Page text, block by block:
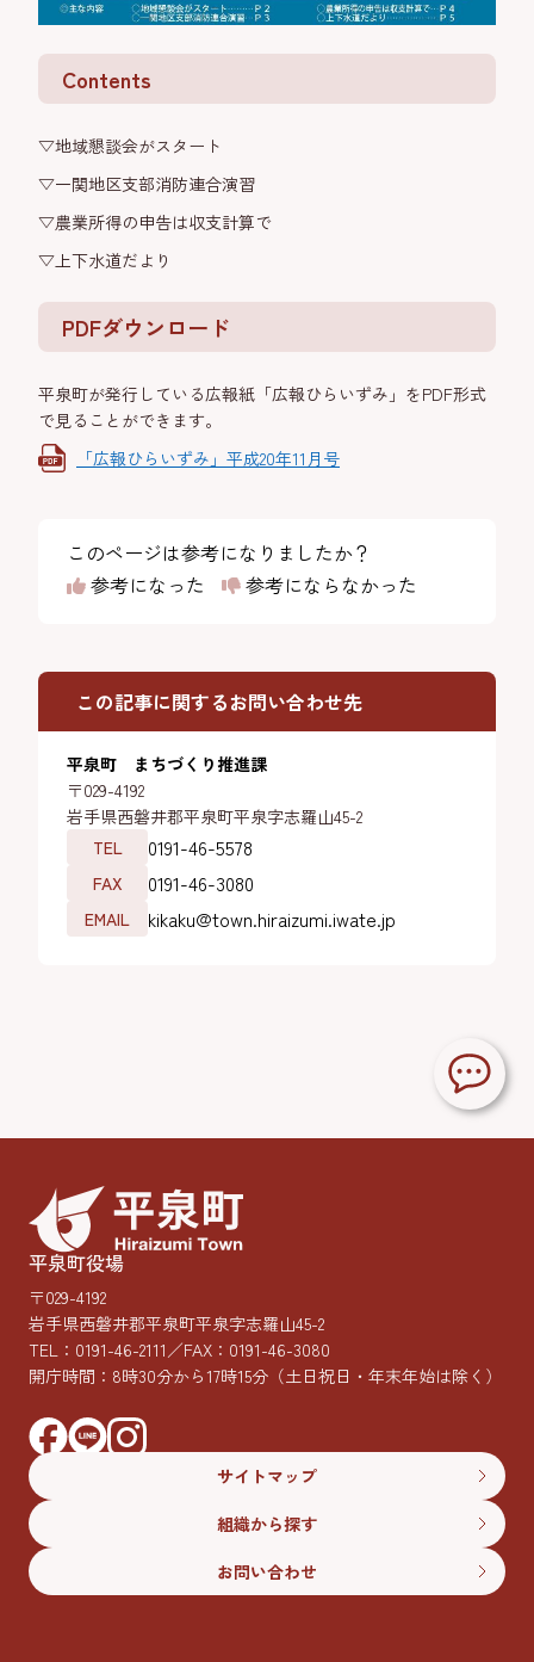
Contents
▽地域懇談会がスタート
▽一関地区支部消防連合演習
▽農業所得の申告は収支計算で
▽上下水道だより
PDFダウンロード
平泉町が発行している広報紙「広報ひらいずみ」をPDF形式
で見ることができます。
「広報ひらいずみ」平成20年11月号
このページは参考になりましたか？
参考になった
参考にならなかった
この記事に関するお問い合わせ先
平泉町 まちづくり推進課
〒029-4192
岩手県西磐井郡平泉町平泉字志羅山45-2
TEL
0191-46-5578
FAX 0191-46-3080
EMAIL kikaku@town.hiraizumi.iwate.jp
平泉町役場
〒029-4192
岩手県西磐井郡平泉町平泉字志羅山45-2
TEL： 0191-46-2111／FAX：0191-46-3080
開庁時間：8時30分から17時15分 （土日祝日・年末年始は除く）
サイトマップ
組織から探す
お問い合わせ